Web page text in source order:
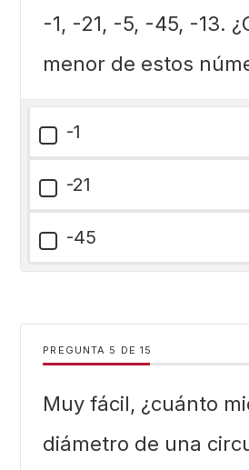
-1, -21, -5, -45, -13.
menor de estos
-1
-21
-45
PREGUNTA DE 15
Muy fácil, ¿cuánto
diámetro de una